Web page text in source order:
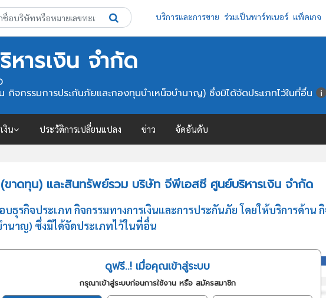
บริการและการขาย ร่วมเป็นพาร์ทเนอร์ แพ็คเกจ
ารเงิน จำกัด
จกรรมการประกันภัยและกองทุนบำเหน็จบำนาญ) ซึ่งมิได้จัดประเภทไว้ในที่อื่น
งิน ประวัติการเปลี่ยนแปลง ข่าว จัดอันดับ
(ขาดทุน) และสินทรัพย์รวม บริษัท จีพีเอสซี ศูนย์บริหารเงิน จำกัด
รกิจประเภท กิจกรรมทางการเงินและการประกันภัย โดยให้บริการด้าน
นาญ) ซึ่งมิได้จัดประเภทไว้ในที่อื่น
ดูฟรี..! เมื่อคุณเข้าสู่ระบบ
กรุณาเข้าสู่ระบบก่อนการใช้งาน หรือ สมัครสมาชิก